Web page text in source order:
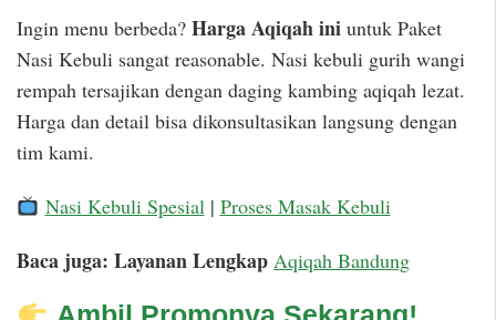
Ingin menu berbeda? Harga Aqiqah ini untuk Paket
Nasi Kebuli sangat reasonable. Nasi kebuli gurih wangi
rempah tersajikan dengan daging kambing aqiqah lezat.
Harga dan detail bisa dikonsultasikan langsung dengan
tim kami.
Nasi Kebuli Spesial| Proses Masak Kebuli
Baca juga: Layanan Lengkap Aqiqah Bandung